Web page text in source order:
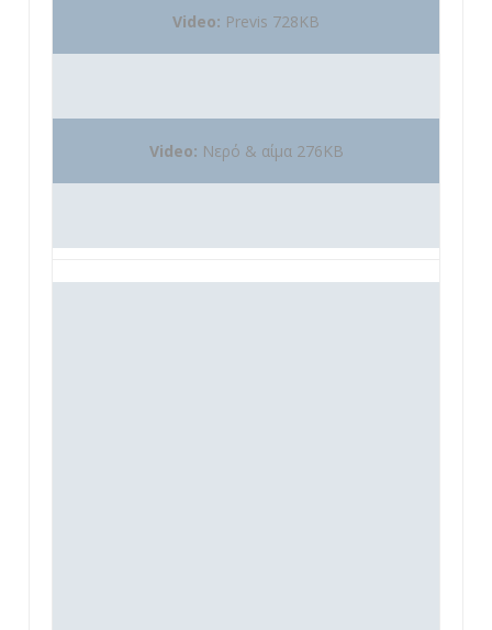
Video: Previs 728KB
Video: Νερό & αίμα 276KB